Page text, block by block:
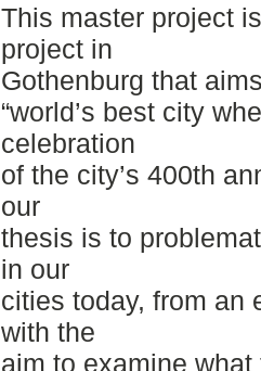
This master project
project in
Gothenburg that
“world’s best city
celebration
of the city’s 400th
our
thesis is to
in our
cities today, from an
with the
aim to examine